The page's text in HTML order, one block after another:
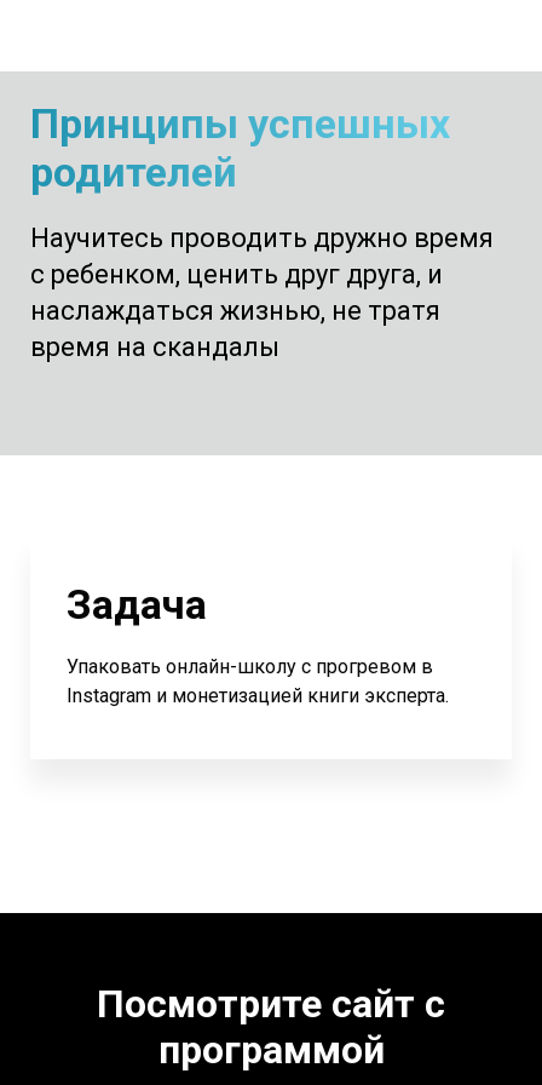
Принципы успешных
родителей
Научитесь проводить дружно время
с ребенком, ценить друг друга, и
наслаждаться жизнью, не тратя
время на скандалы
Задача
Упаковать онлайн-школу с прогревом в
Instagram и монетизацией книги эксперта.
Посмотрите сайт с
программой